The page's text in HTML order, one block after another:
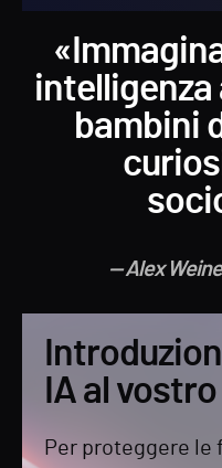
bambini
— Alex
IA al
Per proteggere le